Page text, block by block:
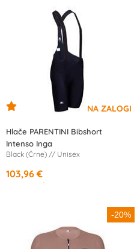
Hlače PARENTINI Bibshort
Intenso Inga
Black (Črne) // Unisex
103,96 €
/mesec
-20%